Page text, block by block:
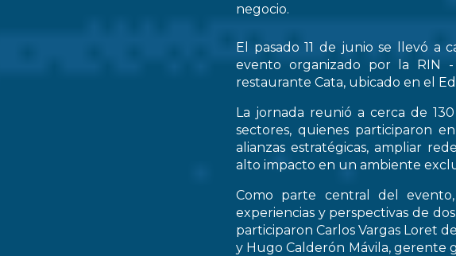
negocio.
El pasado 11 de junio se llevó a
evento organizado por la RIN
restaurante Cata, ubicado en el
La jornada reunió a cerca de
sectores, quienes participaron
alianzas estratégicas, ampliar
alto impacto en un ambiente
Como parte central del
experiencias y perspectivas de
participaron Carlos Vargas Loret
y Hugo Calderón Mávila, gerente